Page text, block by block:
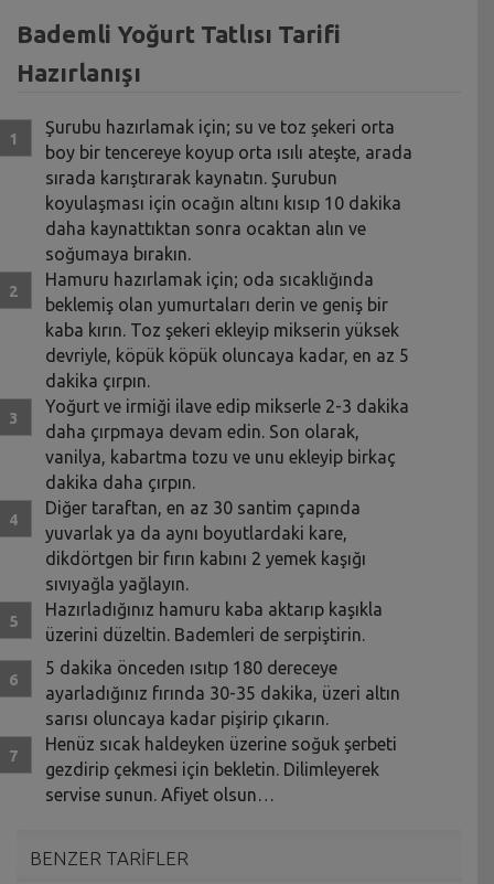
Bademli Yoğurt Tatlısı Tarifi
Hazırlanışı
Şurubu hazırlamak için; su ve toz şekeri orta
boy bir tencereye koyup orta ısılı ateşte, arada
sırada karıştırarak kaynatın. Şurubun
koyulaşması için ocağın altını kısıp 10 dakika
daha kaynattıktan sonra ocaktan alın ve
soğumaya bırakın.
Hamuru hazırlamak için; oda sıcaklığında
beklemiş olan yumurtaları derin ve geniş bir
kaba kırın. Toz şekeri ekleyip mikserin yüksek
devriyle, köpük köpük oluncaya kadar, en az 5
dakika çırpın.
Yoğurt ve irmiği ilave edip mikserle 2-3 dakika
daha çırpmaya devam edin. Son olarak,
vanilya, kabartma tozu ve unu ekleyip birkaç
dakika daha çırpın.
Diğer taraftan, en az 30 santim çapında
yuvarlak ya da aynı boyutlardaki kare,
dikdörtgen bir fırın kabını 2 yemek kaşığı
sıvıyağla yağlayın.
Hazırladığınız hamuru kaba aktarıp kaşıkla
üzerini düzeltin. Bademleri de serpiştirin.
5 dakika önceden ısıtıp 180 dereceye
ayarladığınız fırında 30-35 dakika, üzeri altın
sarısı oluncaya kadar pişirip çıkarın.
Henüz sıcak haldeyken üzerine soğuk şerbeti
gezdirip çekmesi için bekletin. Dilimleyerek
servise sunun. Afiyet olsun…
BENZER TARİFLER